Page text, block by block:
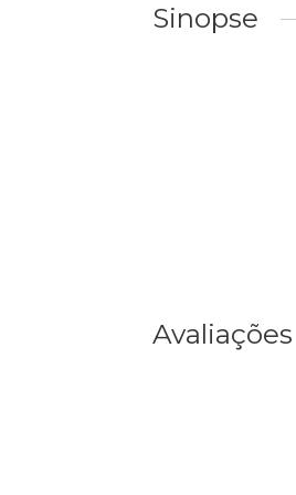
Sinopse
Avaliações